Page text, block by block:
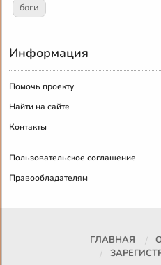
боги
Информация
Помочь проекту
Найти на сайте
Контакты
Пользовательское соглашение
Правообладателям
ГЛАВНАЯ